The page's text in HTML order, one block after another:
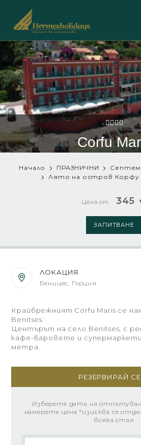
Corfu
Начало ПРАЗНИЧНИ
Лято на остров Корфу
Цена от 345
ЗАПИТВАНЕ
ЛОКАЦИЯ
Беницес, Гърция
Крайбрежният Corfu Maris се
Benitses.
Центърът на село Benitses, с
кафе-баровете и
метра.
РЕЗЕРВИРАЙ
Изберете дата на
намерете цена *изисква се
всяка стая